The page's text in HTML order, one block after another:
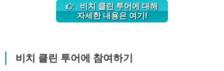
비치 클린 투어에 대해
자세한 내용은 여기!
비치 클린 투어에 참여하기